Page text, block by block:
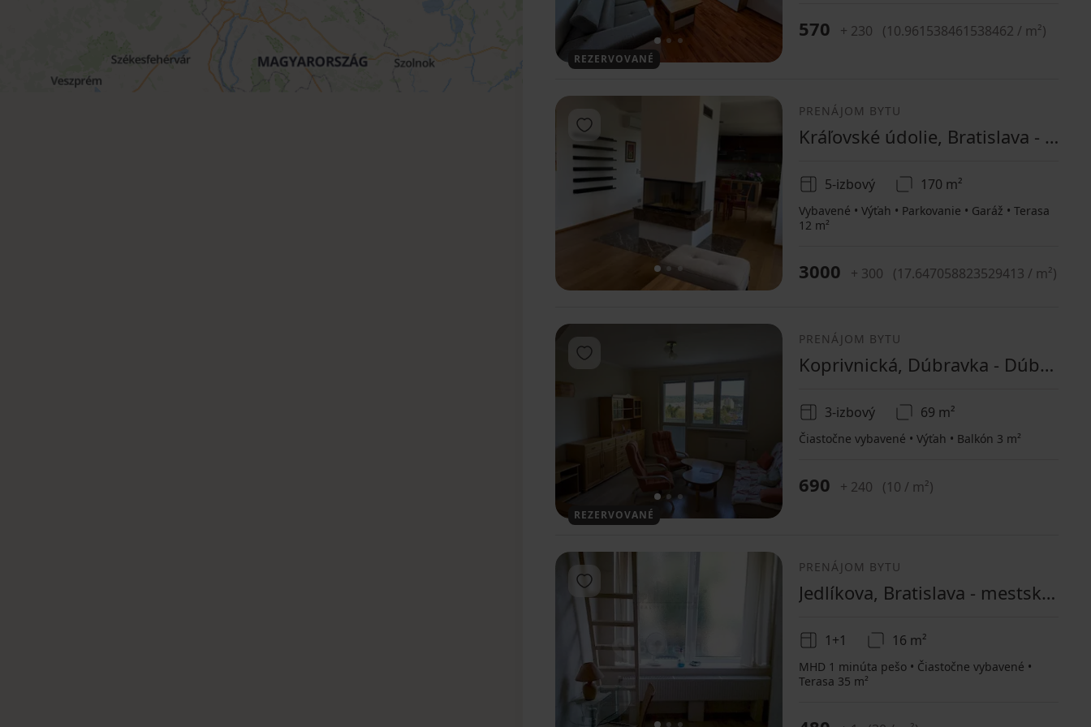
1 2 3
REZERVOVANÉ
570 + 230 (10.961538461538462 / m²)
12 3
Pridať do obľúbených
PRENÁJOM BYTU
Kráľovské údolie, Bratislava - mestská časť Staré Mesto - Oblasť Bôrik, Bratislavský kraj
5-izbový 170 m²
Vybavené • Výťah • Parkovanie • Garáž • Terasa
12 m²
3000 + 300 (17.647058823529413 / m²)
1 2
Pridať do obľúbených
REZERVOVANÉ
PRENÁJOM BYTU
Koprivnická, Dúbravka - Dúbravka, Bratislavský kraj
3-izbový 69 m²
Čiastočne vybavené • Výťah • Balkón 3 m²
690 + 240 (10 / m²)
Pridať do obľúbených
PRENÁJOM BYTU
Jedlíkova, Bratislava - mestská časť Staré Mesto - Oblasť Obchodná, Bratislavský kraj
1+1 16 m²
MHD 1 minúta pešo • Čiastočne vybavené •
Terasa 35 m²